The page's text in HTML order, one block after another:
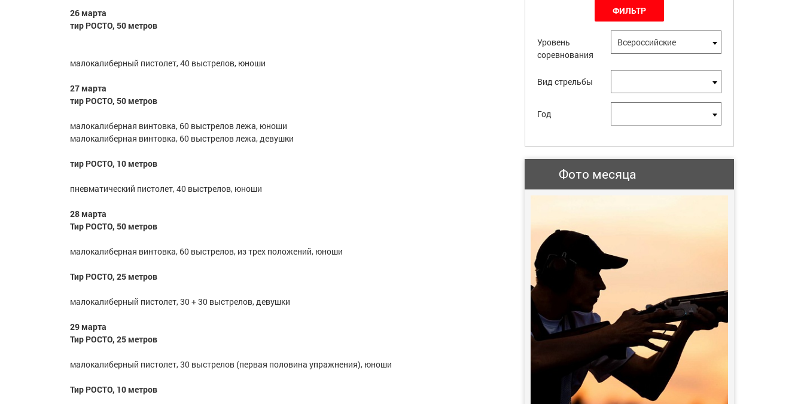
26 марта
тир РОСТО, 50 метров
малокалиберный пистолет, 40 выстрелов, юноши
27 марта
тир РОСТО, 50 метров
малокалиберная винтовка, 60 выстрелов лежа, юноши
малокалиберная винтовка, 60 выстрелов лежа, девушки
тир РОСТО, 10 метров
пневматический пистолет, 40 выстрелов, юноши
28 марта
Тир РОСТО, 50 метров
малокалиберная винтовка, 60 выстрелов, из трех положений, юноши
Тир РОСТО, 25 метров
малокалиберный пистолет, 30 + 30 выстрелов, девушки
29 марта
Тир РОСТО, 25 метров
малокалиберный пистолет, 30 выстрелов (первая половина упражнения), юноши
Тир РОСТО, 10 метров
ФИЛЬТР
Уровень
соревнования
Всероссийские
Вид стрельбы
Год
Фото месяца